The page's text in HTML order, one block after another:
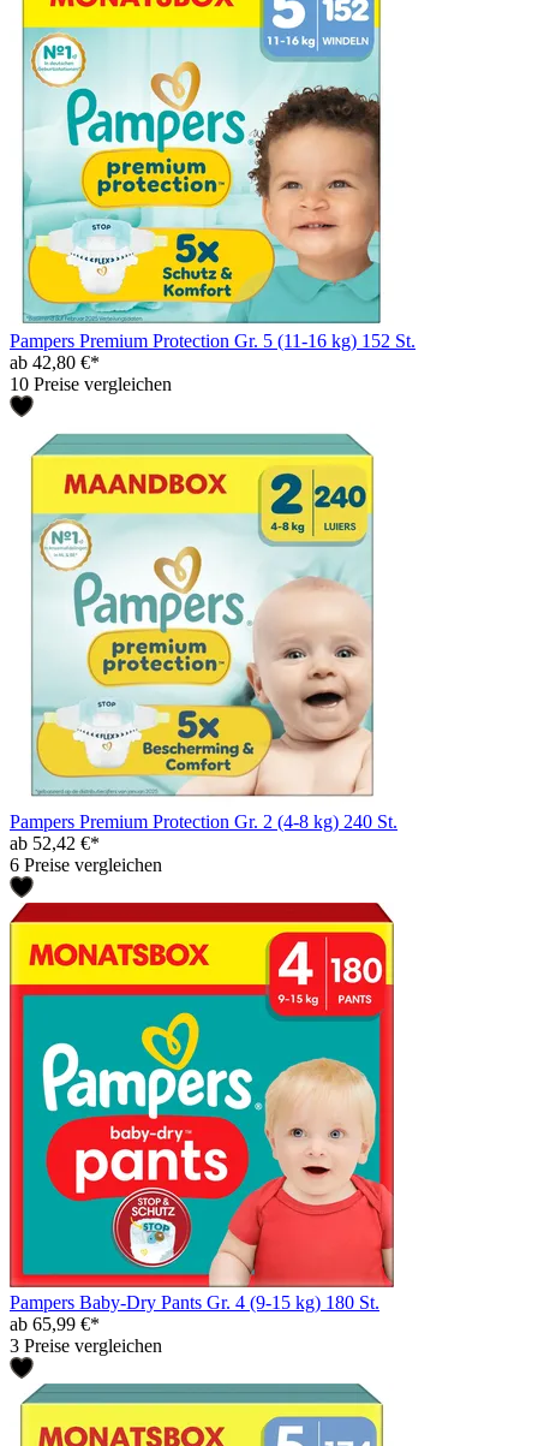
Pampers Premium Protection Gr. 5 (11-16 kg) 152 St.
ab 42,80 €*
10 Preise vergleichen
Pampers Premium Protection Gr. 2 (4-8 kg) 240 St.
ab 52,42 €*
6 Preise vergleichen
Pampers Baby-Dry Pants Gr. 4 (9-15 kg) 180 St.
ab 65,99 €*
3 Preise vergleichen